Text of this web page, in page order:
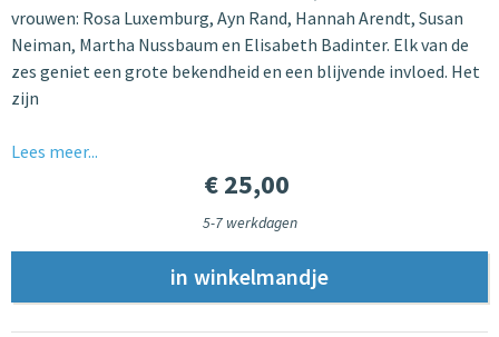
vrouwen: Rosa Luxemburg, Ayn Rand, Hannah Arendt, Susan
Neiman, Martha Nussbaum en Elisabeth Badinter. Elk van de
zes geniet een grote bekendheid en een blijvende invloed. Het
zijn
Lees meer...
€ 25,00
5-7 werkdagen